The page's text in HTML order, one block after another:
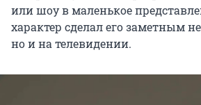
или шоу в маленькое
характер сделал его заметным
но и на телевидении.